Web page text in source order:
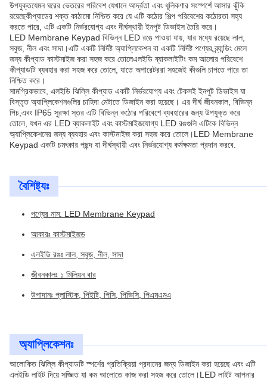
উপযুক্তযেমন ঘরের ভেতরের পরিবেশ যেখানে আর্দ্রতা এবং ধূলিকণার সংস্পর্শে আসার ঝুঁকি
রয়েছেকীপ্যাডের শক্ত কাঠামো নিশ্চিত করে যে এটি কঠোর শিল্প পরিবেশের কঠোরতা সহ্য
করতে পারে, এটি একটি নির্ভরযোগ্য এবং দীর্ঘস্থায়ী ইনপুট ডিভাইস তৈরি করে।
LED Membrane Keypad বিভিন্ন LED রঙে পাওয়া যায়, যার মধ্যে রয়েছে লাল,
সবুজ, নীল এবং সাদা।এটি একটি নির্দিষ্ট অ্যাপ্লিকেশন বা একটি নির্দিষ্ট পণ্যের ব্র্যান্ডিং মেলে
জন্য কীপ্যাড কাস্টমাইজ করা সহজ করে তোলেএলইডি ব্যাকলাইটিং কম আলোর পরিবেশে
কীপ্যাডটি ব্যবহার করা সহজ করে তোলে, যাতে অপারেটররা সহজেই কীগুলি চাপতে পারে তা
নিশ্চিত করে।
সামগ্রিকভাবে, এলইডি ঝিল্লি কীপ্যাড একটি নির্ভরযোগ্য এবং টেকসই ইনপুট ডিভাইস যা
বিস্তৃত অ্যাপ্লিকেশনগুলির চাহিদা মেটাতে ডিজাইন করা হয়েছে। এর দীর্ঘ জীবনকাল, বিভিন্ন
পিচ,এবং IP65 সুরক্ষা স্তর এটি বিভিন্ন কঠোর পরিবেশে ব্যবহারের জন্য উপযুক্ত করে
তোলে, যখন এর LED ব্যাকলাইট এবং কাস্টমাইজযোগ্য LED রঙগুলি এটিকে বিভিন্ন
অ্যাপ্লিকেশনের জন্য ব্যবহার এবং কাস্টমাইজ করা সহজ করে তোলে।LED Membrane
Keypad একটি চমৎকার পছন্দ যা দীর্ঘস্থায়ী এবং নির্ভরযোগ্য কর্মক্ষমতা প্রদান করবে.
বৈশিষ্ট্যঃ
পণ্যের নাম: LED Membrane Keypad
আকারঃ কাস্টমাইজড
এলইডি রঙঃ লাল, সবুজ, নীল, সাদা
জীবনকালঃ ১ মিলিয়ন বার
উপাদানঃ প্লাস্টিক, পিইটি, পিসি, পিভিসি, পিএমএমএ
অ্যাপ্লিকেশনঃ
আলোকিত ঝিল্লি কীপ্যাডটি স্পর্শের প্রতিক্রিয়া প্রদানের জন্য ডিজাইন করা হয়েছে এবং এটি
এলইডি লাইট দিয়ে সজ্জিত যা কম আলোতে কাজ করা সহজ করে তোলে।LED লাইট আপনার